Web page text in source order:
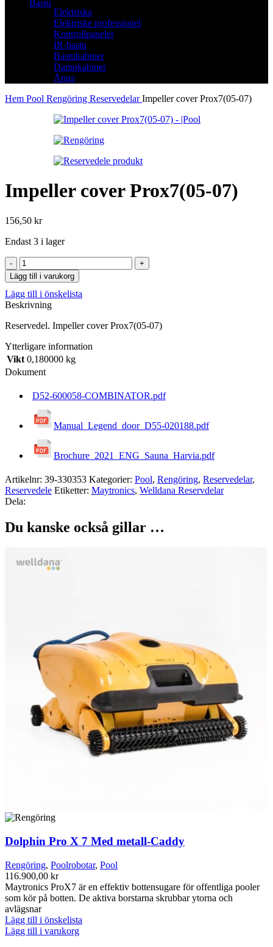
Bastu
Elektriska
Elektriske professionel
Kontrollpaneler
IR-bastu
Bastukabiner
Dampkabiner
Ånga
Hem Pool Rengöring ReservedelarImpeller cover Prox7(05-07)
Impeller cover Prox7(05-07)
156,50 kr
Endast 3 i lager
Impeller
cover
Prox7(05-
07)
mängd
Lägg till i varukorg
Lägg till i önskelista
Beskrivning
Reservedel. Impeller cover Prox7(05-07)
Ytterligare information
Vikt 0,180000 kg
Dokument
D52-600058-COMBINATOR.pdf
Manual_Legend_door_D55-020188.pdf
Brochure_2021_ENG_Sauna_Harvia.pdf
Artikelnr: 39-330353 Kategorier: Pool, Rengöring, Reservedelar,
Reservedele Etiketter: Maytronics, Welldana Reservdelar
Dela:
Du kanske också gillar …
Dolphin Pro X 7 Med metall-Caddy
Rengöring, Poolrobotar, Pool
116.900,00 kr
Maytronics ProX7 är en effektiv bottensugare för offentliga pooler
som kör på botten. De aktiva borstarna skrubbar ytorna och
avlägsnar
Lägg till i önskelista
Lägg till i varukorg